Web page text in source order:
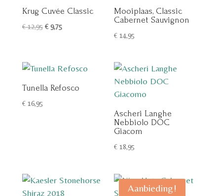
Krug Cuvée Classic
€12,95 Oorspronkelijke
€ 12,95.
€9,75Huidige
€ 9,75.
Mooiplaas, Classic
Cabernet Sauvignon
€ 14,95
Tunella Refosco
€16,95
Ascheri Langhe
Nebbiolo DOC
Giacom
€ 18,95
Aanbieding!